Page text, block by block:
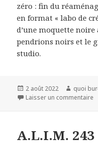
zéro : fin du
en format « labo de
d’une moquette
pendrions noirs et le
studio.
Publié
le
2 août 2022 Auteur
quoi
Laisser un commentaire
A.L.I.M. 243